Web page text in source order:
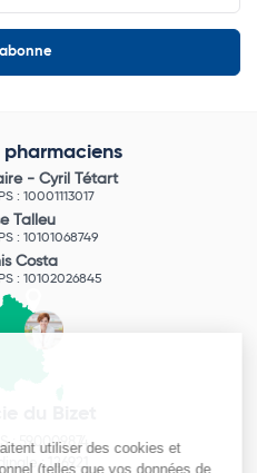
pharmaciens
- Cyril Tétart
: 10001113017
Talleu
: 10101068749
Costa
: 10102026845
: 590009874
: 126921